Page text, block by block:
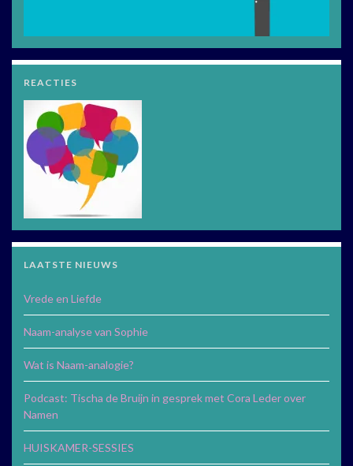
REACTIES
LAATSTE NIEUWS
Vrede en Liefde
Naam-analyse van Sophie
Wat is Naam-analogie?
Podcast: Tischa de Bruijn in gesprek met Cora Leder over
Namen
HUISKAMER-SESSIES